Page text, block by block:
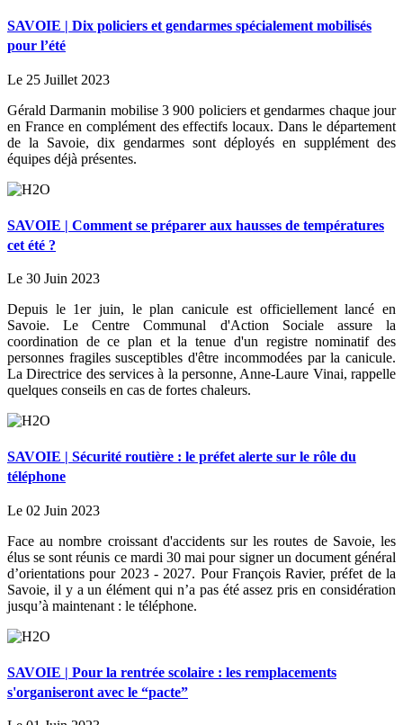
SAVOIE | Dix policiers et gendarmes spécialement mobilisés
pour l’été
Le 25 Juillet 2023
Gérald Darmanin mobilise 3 900 policiers et gendarmes chaque jour
en France en complément des effectifs locaux. Dans le département
de la Savoie, dix gendarmes sont déployés en supplément des
équipes déjà présentes.
SAVOIE | Comment se préparer aux hausses de températures
cet été ?
Le 30 Juin 2023
Depuis le 1er juin, le plan canicule est officiellement lancé en
Savoie. Le Centre Communal d'Action Sociale assure la
coordination de ce plan et la tenue d'un registre nominatif des
personnes fragiles susceptibles d'être incommodées par la canicule.
La Directrice des services à la personne, Anne-Laure Vinai, rappelle
quelques conseils en cas de fortes chaleurs.
SAVOIE | Sécurité routière : le préfet alerte sur le rôle du
téléphone
Le 02 Juin 2023
Face au nombre croissant d'accidents sur les routes de Savoie, les
élus se sont réunis ce mardi 30 mai pour signer un document général
d’orientations pour 2023 - 2027. Pour François Ravier, préfet de la
Savoie, il y a un élément qui n’a pas été assez pris en considération
jusqu’à maintenant : le téléphone.
SAVOIE | Pour la rentrée scolaire : les remplacements
s'organiseront avec le “pacte”